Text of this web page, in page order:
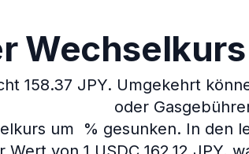
158.37 JPY. Umgekehrt
oder
um % gesunken. In den